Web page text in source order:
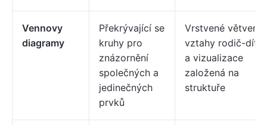
Vennovy
diagramy
Překrývající se
kruhy pro
znázornění
společných a
jedinečných
prvků
Vrstvené větvení,
vztahy rodič-dítě
a vizualizace
založená na
struktuře